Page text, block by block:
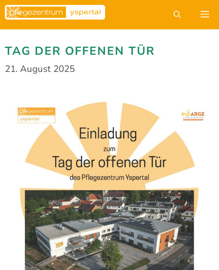
Zum
Inhalt
springen
TAG DER OFFENEN TÜR
21. August 2025